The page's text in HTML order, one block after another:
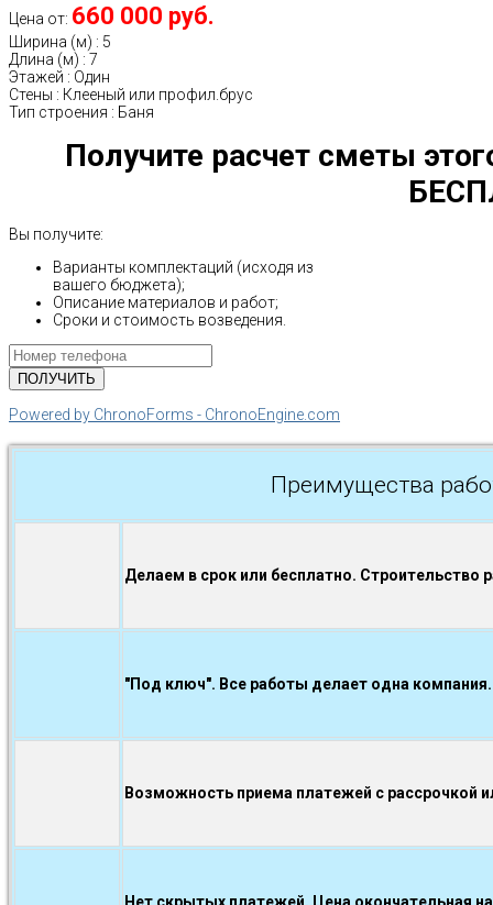
Цена от: 660 000 руб.
Ширина (м) : 5
Длина (м) : 7
Этажей : Один
Стены : Клееный или профил.брус
Тип строения : Баня
Получите расчет сметы
Вы получите:
Варианты комплектаций (исходя из
вашего бюджета);
Описание материалов и работ;
Сроки и стоимость возведения.
Powered by ChronoForms - ChronoEngine.com
Преимущества
Делаем в срок или бесплатно. Строительство
"Под ключ". Все работы делает одна компания.
Возможность приема платежей с рассрочкой
Нет скрытых платежей. Цена окончательная